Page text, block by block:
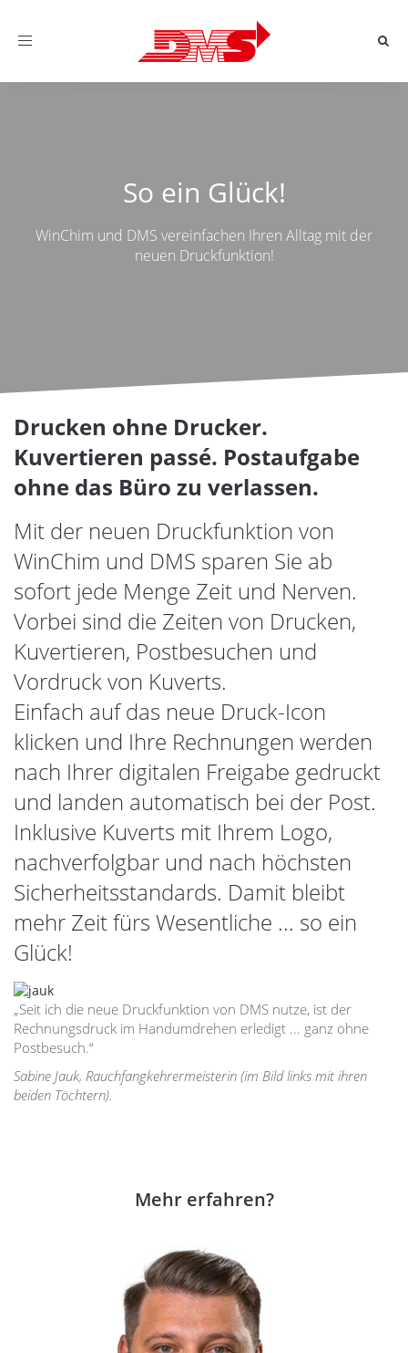
Toggle
So ein Glück!
WinChim und DMS vereinfachen Ihren Alltag mit der
neuen Druckfunktion!
Drucken ohne Drucker.
Kuvertieren passé. Postaufgabe
ohne das Büro zu verlassen.
Mit der neuen Druckfunktion von
WinChim und DMS sparen Sie ab
sofort jede Menge Zeit und Nerven.
Vorbei sind die Zeiten von Drucken,
Kuvertieren, Postbesuchen und
Vordruck von Kuverts.
Einfach auf das neue Druck-Icon
klicken und Ihre Rechnungen werden
nach Ihrer digitalen Freigabe gedruckt
und landen automatisch bei der Post.
Inklusive Kuverts mit Ihrem Logo,
nachverfolgbar und nach höchsten
Sicherheitsstandards. Damit bleibt
mehr Zeit fürs Wesentliche ... so ein
Glück!
„Seit ich die neue Druckfunktion von DMS nutze, ist der
Rechnungsdruck im Handumdrehen erledigt ... ganz ohne
Postbesuch.“
Sabine Jauk, Rauchfangkehrermeisterin (im Bild links mit ihren
beiden Töchtern).
Mehr erfahren?